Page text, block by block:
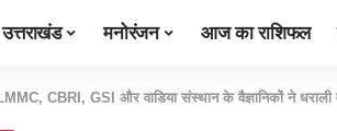
उत्तराखंड मनोरंजन आज का राशिफल
CBRI, GSI और वाडिया संस्थान के वैज्ञानिकों ने